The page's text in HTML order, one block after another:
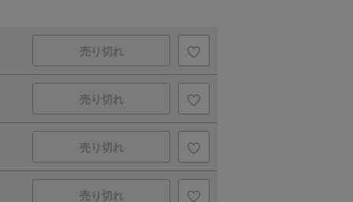
売り切れ
売り切れ
売り切れ
売り切れ